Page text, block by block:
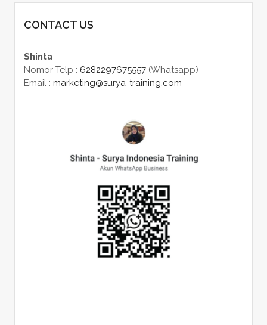
CONTACT US
Shinta
Nomor Telp : 6282297675557(Whatsapp)
Email : marketing@surya-training.com